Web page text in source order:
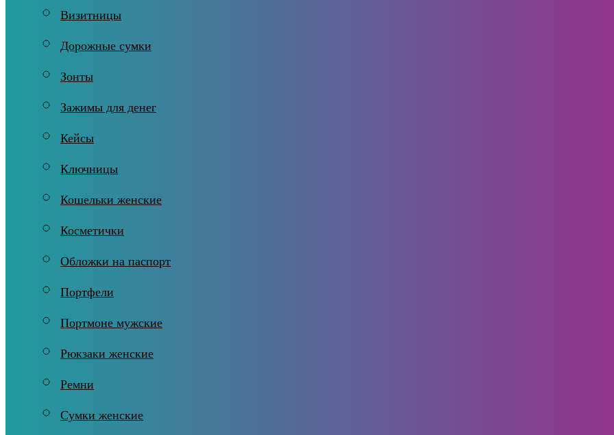
Визитницы
Дорожные сумки
Зонты
Зажимы для денег
Кейсы
Ключницы
Кошельки женские
Косметички
Обложки на паспорт
Портфели
Портмоне мужские
Рюкзаки женские
Ремни
Сумки женские